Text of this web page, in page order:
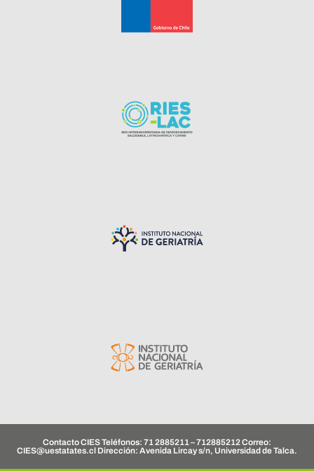
Contacto CIES Teléfonos: 71 2885211 – 712885212 Correo:
CIES@uestatates.cl Dirección: Avenida Lircay s/n, Universidad de Talca.